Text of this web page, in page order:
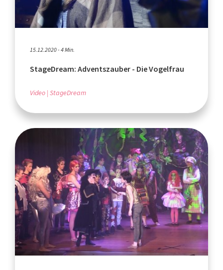
15.12.2020 - 4 Min.
StageDream: Adventszauber - Die Vogelfrau
Video StageDream